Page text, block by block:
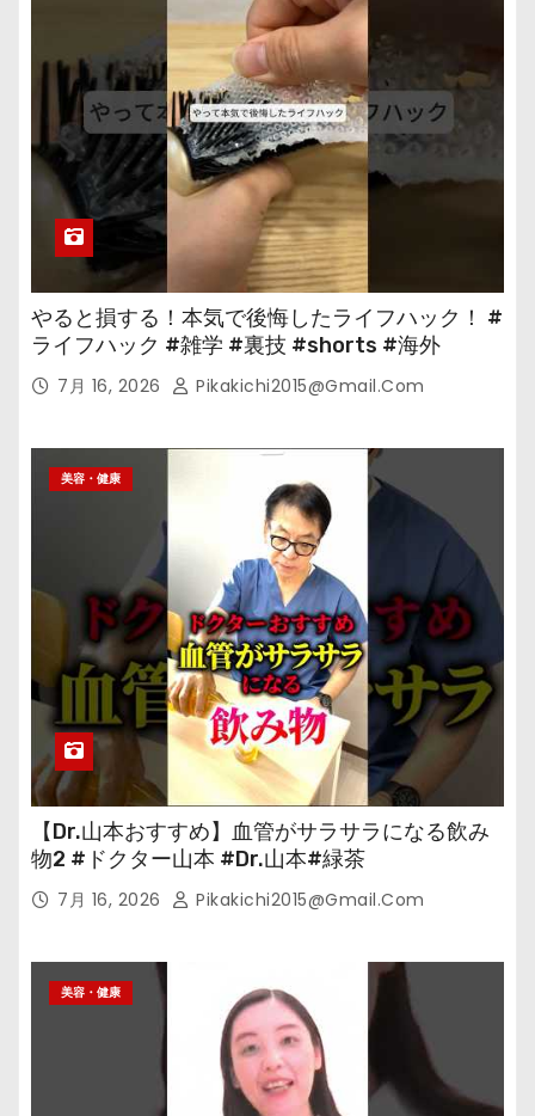
やると損する！本気で後悔したライフハック！ #
ライフハック #雑学 #裏技 #shorts #海外
7月 16, 2026 Pikakichi2015@gmail.com
美容・健康
【Dr.山本おすすめ】血管がサラサラになる飲み
物2 #ドクター山本 #Dr.山本#緑茶
7月 16, 2026 Pikakichi2015@gmail.com
美容・健康